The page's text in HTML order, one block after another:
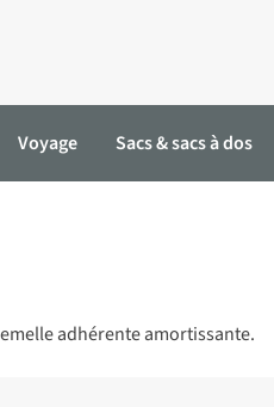
Voyage Sacs & sacs à dos
adhérente amortissante.